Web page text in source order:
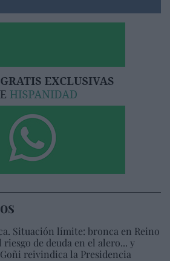
Situación límite: bronca en Reino
riesgo de deuda en el alero... y
reivindica la Presidencia